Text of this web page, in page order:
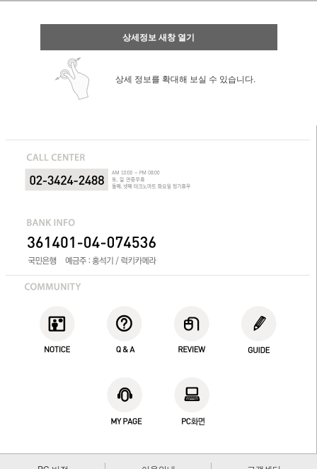
상세정보 새창 열기
상세 정보를 확대해 보실 수 있습니다.